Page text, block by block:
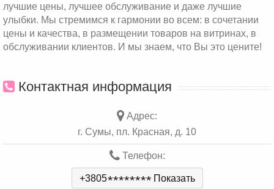
лучшие цены, лучшее обслуживание и даже лучшие
улыбки. Мы стремимся к гармонии во всем: в сочетании
цены и качества, в размещении товаров на витринах, в
обслуживании клиентов. И мы знаем, что Вы это цените!
Контактная информация
Адрес:
г. Сумы, пл. Красная, д. 10
Телефон:
+3805******** Показать